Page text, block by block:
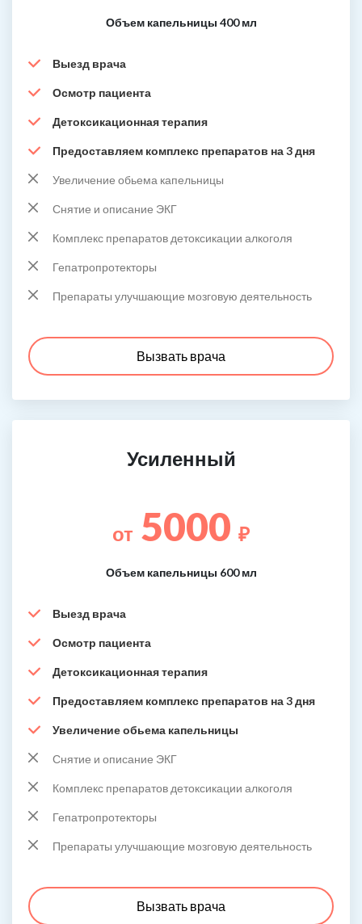
Объем капельницы 400 мл
Выезд врача
Осмотр пациента
Детоксикационная терапия
Предоставляем комплекс препаратов на 3 дня
Увеличение обьема капельницы
Снятие и описание ЭКГ
Комплекс препаратов детоксикации алкоголя
Гепатропротекторы
Препараты улучшающие мозговую деятельность
Вызвать врача
Усиленный
от 5000 ₽
Объем капельницы 600 мл
Выезд врача
Осмотр пациента
Детоксикационная терапия
Предоставляем комплекс препаратов на 3 дня
Увеличение обьема капельницы
Снятие и описание ЭКГ
Комплекс препаратов детоксикации алкоголя
Гепатропротекторы
Препараты улучшающие мозговую деятельность
Вызвать врача